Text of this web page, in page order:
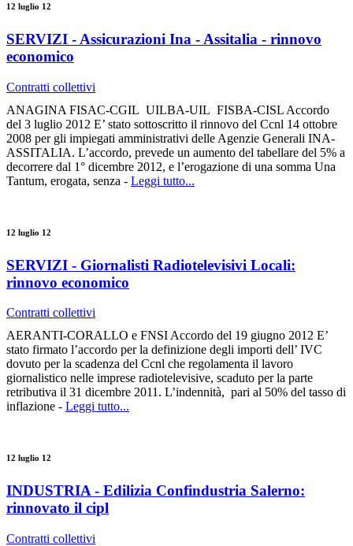
12 luglio 12
SERVIZI - Assicurazioni Ina - Assitalia - rinnovo
economico
Contratti collettivi
ANAGINA FISAC-CGIL UILBA-UIL FISBA-CISL Accordo
del 3 luglio 2012 E’ stato sottoscritto il rinnovo del Ccnl 14 ottobre
2008 per gli impiegati amministrativi delle Agenzie Generali INA-
ASSITALIA. L’accordo, prevede un aumento del tabellare del 5% a
decorrere dal 1° dicembre 2012, e l’erogazione di una somma Una
Tantum, erogata, senza - Leggi tutto...
12 luglio 12
SERVIZI - Giornalisti Radiotelevisivi Locali:
rinnovo economico
Contratti collettivi
AERANTI-CORALLO e FNSI Accordo del 19 giugno 2012 E’
stato firmato l’accordo per la definizione degli importi dell’ IVC
dovuto per la scadenza del Ccnl che regolamenta il lavoro
giornalistico nelle imprese radiotelevisive, scaduto per la parte
retributiva il 31 dicembre 2011. L’indennità, pari al 50% del tasso di
inflazione - Leggi tutto...
12 luglio 12
INDUSTRIA - Edilizia Confindustria Salerno:
rinnovato il cipl
Contratti collettivi